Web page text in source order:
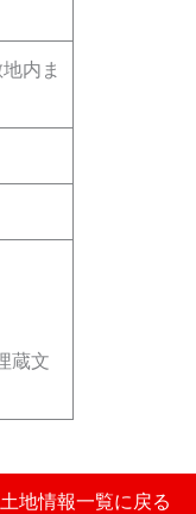
内ま
蔵文
土地情報一覧に戻る